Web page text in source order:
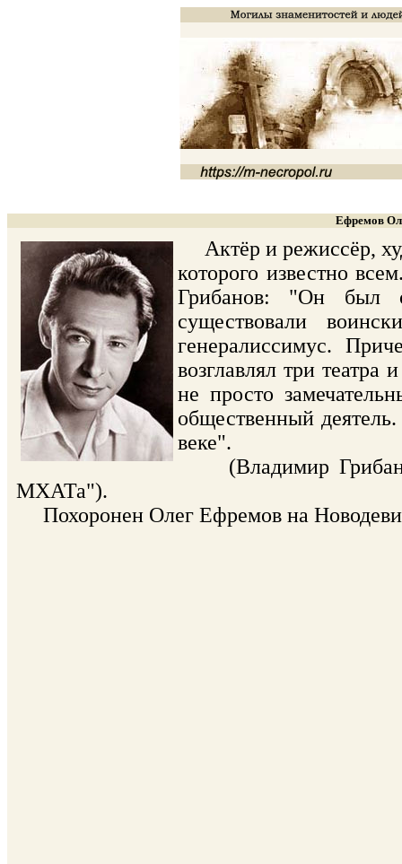
Ефремов
Актёр и режиссёр,
которого известно
Грибанов: "Он был
существовали
генералиссимус.
возглавлял три
не просто
общественный
веке".
(Владимир
МХАТа").
Похоронен Олег Ефремов на